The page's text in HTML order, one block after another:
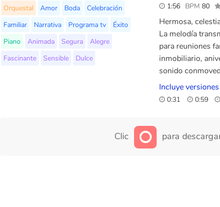
1:56 BPM 80
Orquestal
Amor Boda
Celebración
Familiar
Narrativa Programa tv
Éxito
Piano
Animada Segura
Alegre
Fascinante
Sensible Dulce
Hermosa,
La melodía
para reuniones
inmobiliario,
sonido
Incluye
0:31 0:59
Clic para